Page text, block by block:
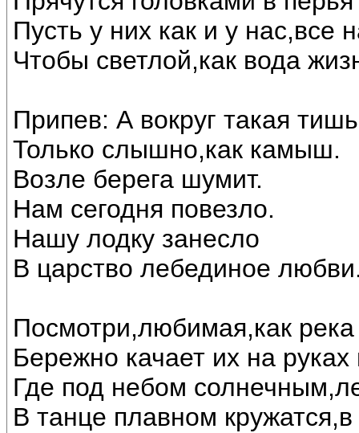
Пусть у них как и у нас,все
Чтобы светлой,как вода
Припев: А вокруг такая
Только слышно,как камыш.
Возле берега шумит.
Нам сегодня повезло.
Нашу лодку занесло
В царство лебединое
Посмотри,любимая,как река
Бережно качает их на
Где под небом
В танце плавном